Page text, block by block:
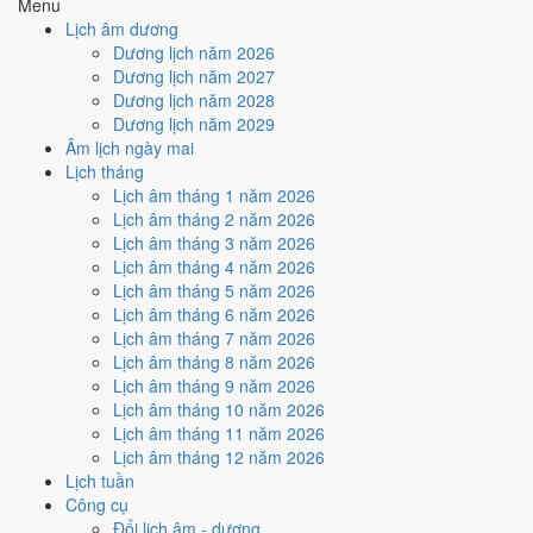
Lịch âm dương
Dương lịch năm 2026
Dương lịch năm 2027
Dương lịch năm 2028
Dương lịch năm 2029
Âm lịch ngày mai
Lịch tháng
Lịch âm tháng 1 năm 2026
Lịch âm tháng 2 năm 2026
Lịch âm tháng 3 năm 2026
Lịch âm tháng 4 năm 2026
Lịch âm tháng 5 năm 2026
Lịch âm tháng 6 năm 2026
Lịch âm tháng 7 năm 2026
Lịch âm tháng 8 năm 2026
Lịch âm tháng 9 năm 2026
Lịch âm tháng 10 năm 2026
Lịch âm tháng 11 năm 2026
Lịch âm tháng 12 năm 2026
Lịch tuần
Công cụ
Đổi lịch âm - dương
Cách tính ngày tốt
🏗️
Động thổ - khởi công
Trung bình
Động thổ - khởi công hôm nay ở
Sao Bích, nhưng Ngày Hắc Đạo kéo giảm điểm.
Cách tính ngày tốt
🏡 Nhập trạch - vào nhà mới
Rất tốt
Nhập trạch - vào nhà mới hôm nay ở
Trực Định và Sao Bích, nhưng Ngày Hắc Đạo kéo giảm
Cách tính ngày tốt
Mua xe - tậu xe
Trung bình
Mua xe - tậu xe hôm nay ởmức trung bình (5/10)
, nhưng Ngày Hắc Đạo kéo giảm điểm.
Cách tính ngày tốt
Xuất hành - đi xa
5
/10Trung bình
Xuất hành - đi xa hôm nay ở
Sao Bích, nhưng Ngày Hắc Đạo kéo giảm điểm.